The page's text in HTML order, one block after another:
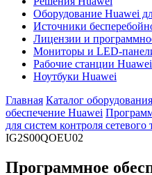
Оборудование Huawei
Источники
Лицензии и
Мониторы и LED-
Рабочие станции Huawei
Ноутбуки Huawei
Главная Каталог оборудования
обеспечение Huawei
для систем контроля
IG2S00QOEU02
Программное